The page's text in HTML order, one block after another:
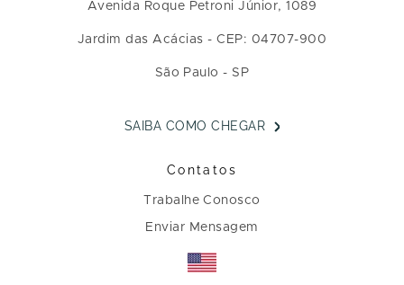
Avenida Roque Petroni Júnior, 1089
Jardim das Acácias - CEP: 04707-900
São Paulo - SP
SAIBA COMO CHEGAR
Contatos
Trabalhe Conosco
Enviar Mensagem